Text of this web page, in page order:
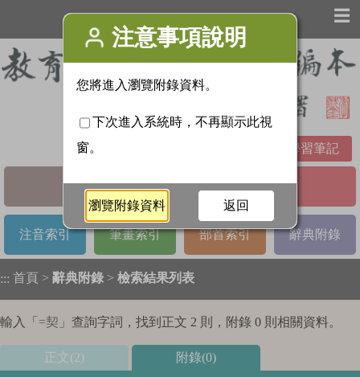
☰
學習筆記
基本檢索 進階檢索
注音索引 筆畫索引 部首索引 辭典附錄
::: 首頁 > 辭典附錄 > 檢索結果列表
輸入「 =契 」查詢字詞，找到正文 2 則，附錄 0 則相關資料。
正文(2) 附錄(0)